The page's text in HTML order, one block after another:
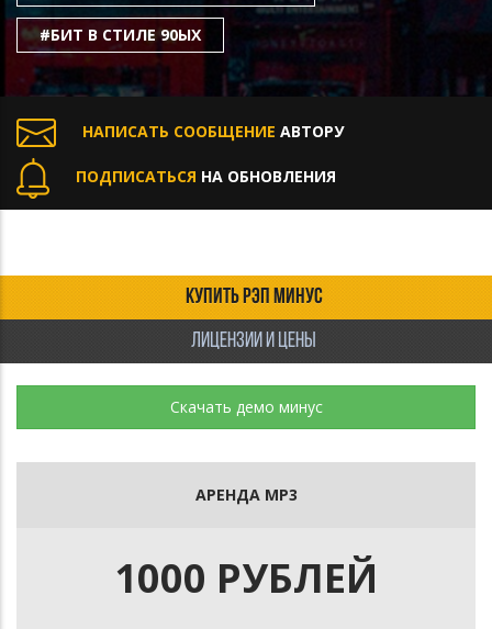
#БИТ В СТИЛЕ 90ЫХ
НАПИСАТЬ СООБЩЕНИЕ АВТОРУ
ПОДПИСАТЬСЯ НА ОБНОВЛЕНИЯ
КУПИТЬ РЭП МИНУС
ЛИЦЕНЗИИ И ЦЕНЫ
Скачать демо минус
АРЕНДА MP3
1000 РУБЛЕЙ